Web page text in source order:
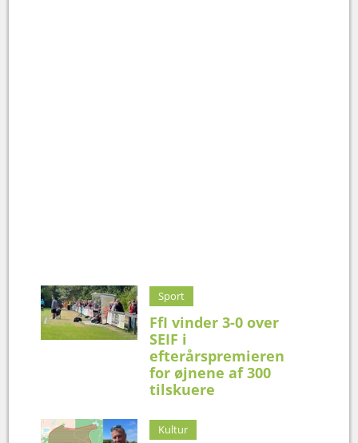
Sport
FfI vinder 3-0 over
SEIF i
efterårspremieren
for øjnene af 300
tilskuere
Kultur